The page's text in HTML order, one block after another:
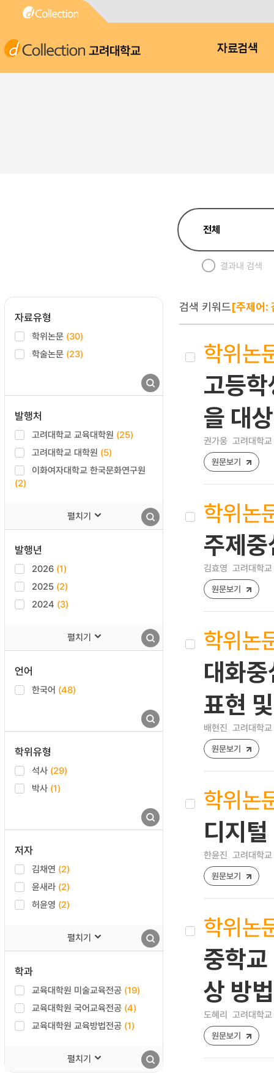
고려대학교 자료검색
결과내 검색
자료유형
학위논문 (30)
학술논문 (23)
발행처
고려대학교 교육대학원 (25)
고려대학교 대학원 (5)
이화여자대학교 한국문화연구원
(2)
펼치기
발행년
2026 (1)
2025 (2)
2024 (3)
펼치기
언어
한국어 (48)
학위유형
석사 (29)
박사 (1)
저자
김채연 (2)
윤새라 (2)
허윤영 (2)
펼치기
학과
교육대학원 미술교육전공 (19)
교육대학원 국어교육전공 (4)
교육대학원 교육방법전공 (1)
펼치기
검색 키워드[주제어:
학위논
고등
을 대
권가웅 고려대학
원문보기
학위논
주제
김효영 고려대학
원문보기
학위논
대화
표현
배현진 고려대학
원문보기
학위논
디지
한윤진 고려대학
원문보기
학위논
중학
상 방
도혜리 고려대학
원문보기